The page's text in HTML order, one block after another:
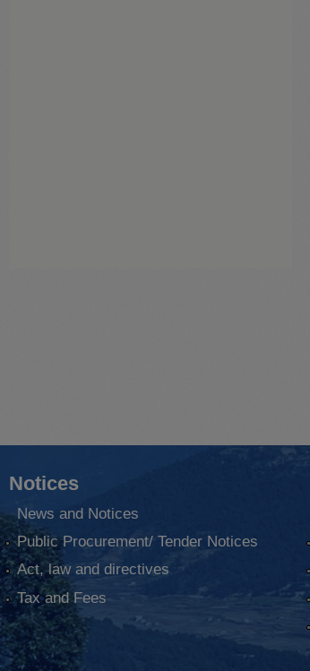
Notices
News and Notices
Public Procurement/ Tender Notices
Act, law and directives
Tax and Fees